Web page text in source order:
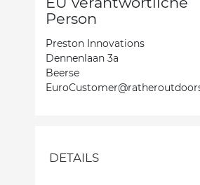
Person
Preston Innovations
Dennenlaan 3a
Beerse
DETAILS